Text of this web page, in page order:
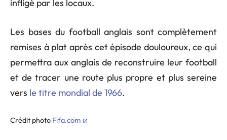
infligé par les locaux.
Les bases du football anglais sont complètement
remises à plat après cet épisode douloureux, ce qui
permettra aux anglais de reconstruire leur football
et de tracer une route plus propre et plus sereine
vers le titre mondial de 1966.
Crédit photo Fifa.com